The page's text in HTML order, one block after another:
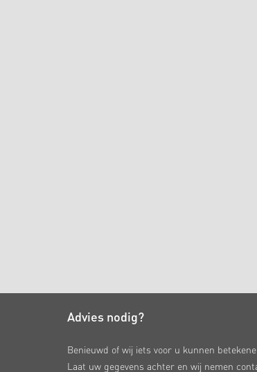
Advies nodig?
Benieuwd of wij iets voor u kunnen
Laat uw gegevens achter en wij nemen